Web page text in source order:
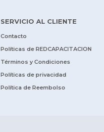
SERVICIO AL CLIENTE
Contacto
Políticas de REDCAPACITACION
Términos y Condiciones
Políticas de privacidad
Política de Reembolso